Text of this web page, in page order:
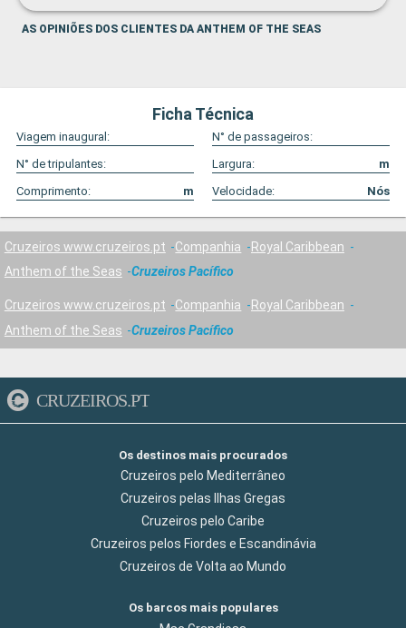
AS OPINIÕES DOS CLIENTES DA ANTHEM OF THE SEAS
Ficha Técnica
Viagem inaugural:
N° de passageiros:
N° de tripulantes:
Largura:
m
Comprimento:
m Velocidade: Nós
Cruzeiros www.cruzeiros.pt Companhia
Royal Caribbean
Anthem of the Seas
Cruzeiros Pacífico
Cruzeiros www.cruzeiros.pt Companhia
Royal Caribbean
Anthem of the Seas
Cruzeiros Pacífico
CRUZEIROS.PT
Os destinos mais procurados
Cruzeiros pelo Mediterrâneo
Cruzeiros pelas Ilhas Gregas
Cruzeiros pelo Caribe
Cruzeiros pelos Fiordes e Escandinávia
Cruzeiros de Volta ao Mundo
Os barcos mais populares